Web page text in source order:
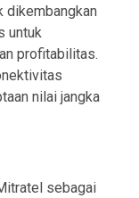
dikembangkan
untuk
profitabilitas.
nilai jangka
sebagai